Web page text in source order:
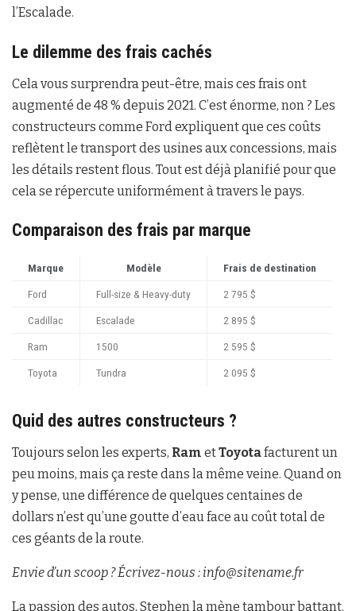
l’Escalade.
Le dilemme des frais cachés
Cela vous surprendra peut-être, mais ces frais ont
augmenté de 48 % depuis 2021. C’est énorme, non ? Les
constructeurs comme Ford expliquent que ces coûts
reflètent le transport des usines aux concessions, mais
les détails restent flous. Tout est déjà planifié pour que
cela se répercute uniformément à travers le pays.
Comparaison des frais par marque
Marque Modèle Frais de destination
Ford Full-size & Heavy-duty 2 795 $
Cadillac Escalade 2 895 $
Ram 1500 2 595 $
Toyota Tundra 2 095 $
Quid des autres constructeurs ?
Toujours selon les experts, Ram etToyotafacturent un
peu moins, mais ça reste dans la même veine. Quand on
y pense, une différence de quelques centaines de
dollars n’est qu’une goutte d’eau face au coût total de
ces géants de la route.
Envie d’un scoop ? Écrivez-nous : info@sitename.fr
La passion des autos, Stephen la mène tambour battant.